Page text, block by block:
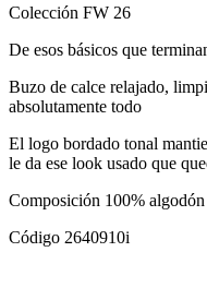
Colección FW 26
De esos básicos que
Buzo de calce relajado,
absolutamente todo
El logo bordado tonal
le da ese look usado que
Composición 100% algodón
Código 2640910i